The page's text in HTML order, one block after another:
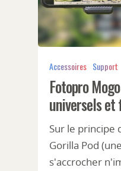
Accessoires Support
Fotopro
universels et
Sur le principe
Gorilla Pod
s'accrocher